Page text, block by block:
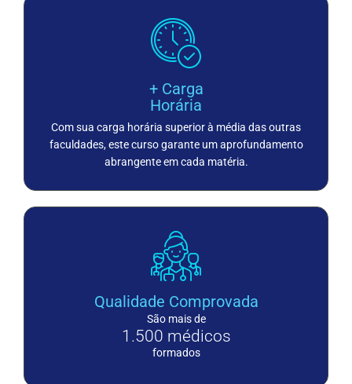
+ Carga
Horária
Com sua carga horária superior à média das outras
faculdades, este curso garante um aprofundamento
abrangente em cada matéria.
Qualidade Comprovada
São mais de
1.500 médicos
formados